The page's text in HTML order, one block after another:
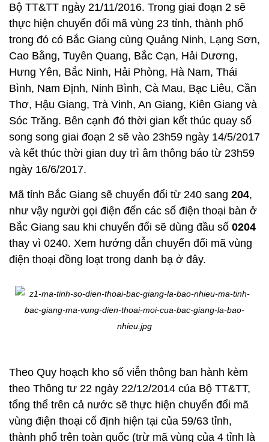
Bộ TT&TT ngày 21/11/2016. Trong giai đoạn 2 sẽ
thực hiện chuyển đổi mã vùng 23 tỉnh, thành phố
trong đó có Bắc Giang cùng Quảng Ninh, Lạng Sơn,
Cao Bằng, Tuyên Quang, Bắc Cạn, Hải Dương,
Hưng Yên, Bắc Ninh, Hải Phòng, Hà Nam, Thái
Bình, Nam Định, Ninh Bình, Cà Mau, Bạc Liêu, Cần
Thơ, Hậu Giang, Trà Vinh, An Giang, Kiên Giang và
Sóc Trăng. Bên cạnh đó thời gian kết thúc quay số
song song giai đoạn 2 sẽ vào 23h59 ngày 14/5/2017
và kết thúc thời gian duy trì âm thông báo từ 23h59
ngày 16/6/2017.
Mã tỉnh Bắc Giang sẽ chuyển đổi từ 240 sang 204,
như vậy người gọi điện đến các số điện thoại bàn ở
Bắc Giang sau khi chuyển đổi sẽ dùng đầu số 0204
thay vì 0240. Xem hướng dẫn chuyển đổi mã vùng
điện thoại đồng loạt trong danh bạ ở đây.
Theo Quy hoạch kho số viễn thông ban hành kèm
theo Thông tư 22 ngày 22/12/2014 của Bộ TT&TT,
tổng thể trên cả nước sẽ thực hiện chuyển đổi mã
vùng điện thoại cố định hiện tại của 59/63 tỉnh,
thành phố trên toàn quốc (trừ mã vùng của 4 tỉnh là